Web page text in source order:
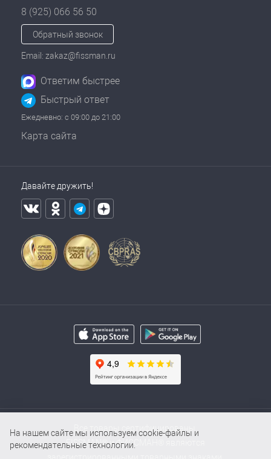
8 (925) 066 56 50
Обратный звонок
Email: zakaz@fissman.ru
Ответим быстрее
Быстрый ответ
Ежедневно: с 09:00 до 21:00
Карта сайта
Давайте дружить!
Все товары сертифицированы.
FISSMAN® и ФИССМАН® являются
На нашем сайте мы используем cookie-файлы и
рекомендательные технологии.